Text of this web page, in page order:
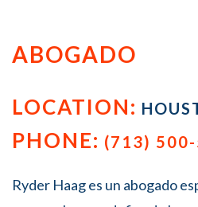
ABOGADO
LOCATION:
PHONE: (713)
Ryder Haag es un abogado